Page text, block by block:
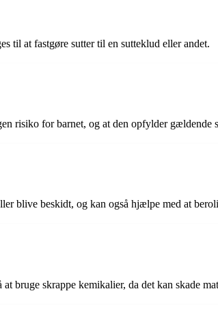
til at fastgøre sutter til en sutteklud eller andet.
risiko for barnet, og at den opfylder gældende
blive beskidt, og kan også hjælpe med at
bruge skrappe kemikalier, da det kan skade